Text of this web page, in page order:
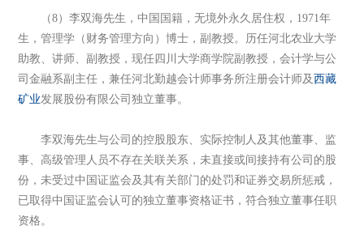
（8）李双海先生，中国国籍，无境外永久居住权，1971年
生，管理学（财务管理方向）博士，副教授。历任河北农业大学
助教、讲师、副教授，现任四川大学商学院副教授，会计学与公
司金融系副主任，兼任河北勤越会计师事务所注册会计师及西藏
矿业发展股份有限公司独立董事。
李双海先生与公司的控股股东、实际控制人及其他董事、监
事、高级管理人员不存在关联关系，未直接或间接持有公司的股
份，未受过中国证监会及其有关部门的处罚和证券交易所惩戒，
已取得中国证监会认可的独立董事资格证书，符合独立董事任职
资格。